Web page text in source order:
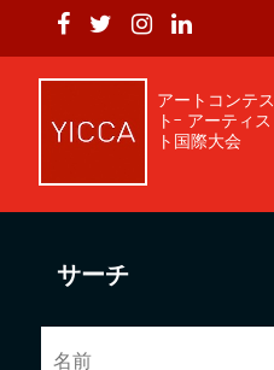
アートコンテス
ト- アーティス
ト国際大会
サーチ